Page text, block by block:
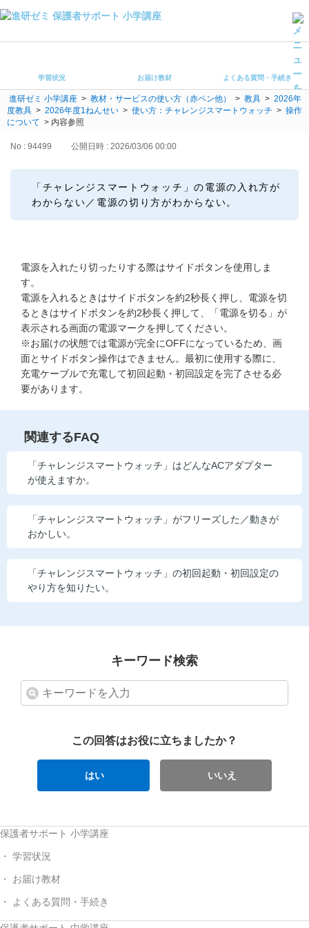
よくある質問・手続き
保護者サポート小学講座 トップ
登録情報の変更・各種お手続き
よくある質問・お問い合わせ
他の講座のよくある質問・手続きはこちら
こどもちゃれんじ
進研ゼミ 中学講座
進研ゼミ 高校講座
学習状況 お届け教材 よくある質問・手続き
進研ゼミ 小学講座 > 教材・サービスの使い方（赤ペン他） > 教具 > 2026年
度教具 > 2026年度1ねんせい > 使い方：チャレンジスマートウォッチ > 操作
について > 内容参照
No : 94499 公開日時 : 2026/03/06 00:00
「チャレンジスマートウォッチ」の電源の入れ方が
わからない／電源の切り方がわからない。
電源を入れたり切ったりする際はサイドボタンを使用しま
す。
電源を入れるときはサイドボタンを約2秒長く押し、電源を切
るときはサイドボタンを約2秒長く押して、「電源を切る」が
表示される画面の電源マークを押してください。
※お届けの状態では電源が完全にOFFになっているため、画
面とサイドボタン操作はできません。最初に使用する際に、
充電ケーブルで充電して初回起動・初回設定を完了させる必
要があります。
関連するFAQ
「チャレンジスマートウォッチ」はどんなACアダプター
が使えますか。
「チャレンジスマートウォッチ」がフリーズした／動きが
おかしい。
「チャレンジスマートウォッチ」の初回起動・初回設定の
やり方を知りたい。
キーワード検索
この回答はお役に立ちましたか？
はい いいえ
保護者サポート 小学講座
学習状況
お届け教材
よくある質問・手続き